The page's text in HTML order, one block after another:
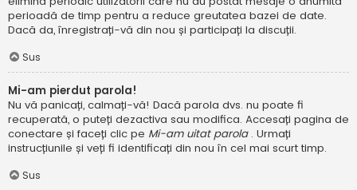
perioadă de timp pentru a reduce greutatea bazei de date.
Dacă da, înregistrați-vă din nou și participați la discuții.
Sus
Mi-am pierdut parola!
Nu vă panicați, calmați-vă! Dacă parola dvs. nu poate fi
recuperată, o puteți dezactiva sau modifica. Accesați pagina de
conectare și faceți clic pe Mi-am uitat parola . Urmați
instrucțiunile și veți fi identificați din nou în cel mai scurt timp.
Sus